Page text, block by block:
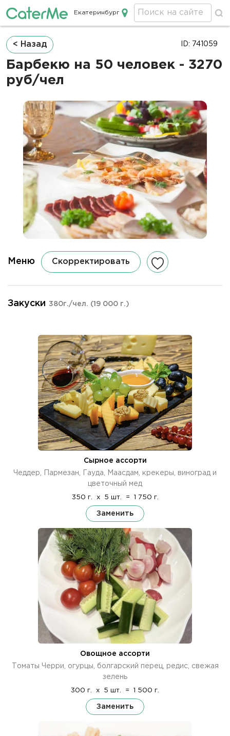
Кейтеринг в Екатеринбурге
Екатеринбург
Строка
навигации
< Назад
Барбекю на 50 человек - 3270
руб/чел
ID: 741059
Меню Скорректировать
Закуски 380г./чел. (19 000 г.)
Сырное ассорти
Чеддер, Пармезан, Гауда, Маасдам, крекеры, виноград и
цветочный мед
350 г. x 5 шт. = 1 750 г.
Заменить
Овощное ассорти
Томаты Черри, огурцы, болгарский перец, редис, свежая
зелень
300 г. x 5 шт. = 1 500 г.
Заменить